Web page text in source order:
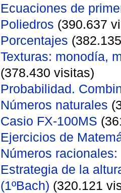
Ecuaciones de
Poliedros (390.637
Porcentajes
Texturas: monodía,
(378.430 visitas)
Probabilidad.
Números naturales
Casio FX-100MS
Ejercicios de
Números
Estrategia de la
(1ºBach) (320.121